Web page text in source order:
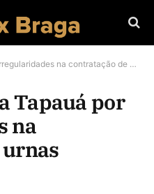
na contratação de urnas funerárias
Tapauá por
na